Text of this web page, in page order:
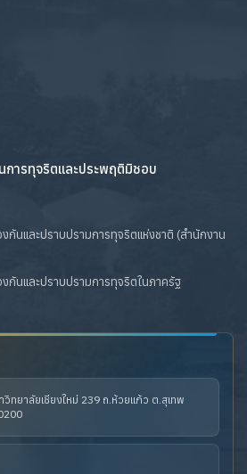
การทุจริตและประพฤติมิชอบ
นและปราบปรามการทุจริตแห่งชาติ (สำนักงาน
กันและปราบปรามการทุจริตในภาครัฐ
ทยาลัยเชียงใหม่ 239 ถ.ห้วยแก้ว ต.สุเทพ